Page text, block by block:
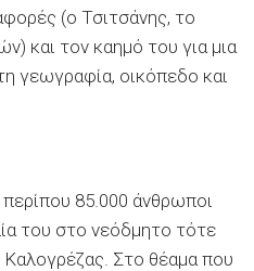
(ο Τσιτσάνης, το
και τον καημό του για μια
γεωγραφία, οικόπεδο και
85.000 άνθρωποι
του στο νεόδμητο τότε
Στο θέαμα που